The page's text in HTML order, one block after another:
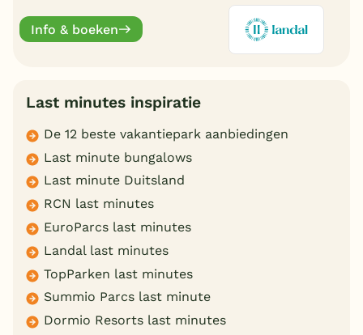
online.
Info & boeken
Last minutes inspiratie
De 12 beste vakantiepark aanbiedingen
Last minute bungalows
Last minute Duitsland
RCN last minutes
EuroParcs last minutes
Landal last minutes
TopParken last minutes
Summio Parcs last minute
Dormio Resorts last minutes